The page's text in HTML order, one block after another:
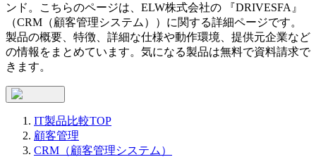
ンド。こちらのページは、 ELW株式会社の 『DRIVESFA 』
（CRM（顧客管理システム）
）に関する詳細ページです。
製品の概要、特徴、詳細な仕様や動作環境、提供元企業など
の情報をまとめています。気になる製品は無料で資料請求で
きます。
IT製品比較TOP
顧客管理
CRM（顧客管理システム）